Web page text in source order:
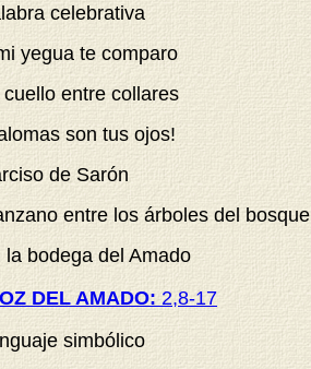
celebrativa
yegua te comparo
cuello entre collares
son tus ojos!
de Sarón
entre los árboles del bosque
la bodega del Amado
DEL AMADO:2,8-17
simbólico